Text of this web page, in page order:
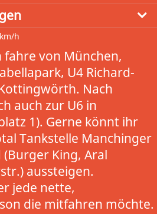
h
fahre von München,
U4 Richard-
Nach
auch zur U6 in
1). Gerne könnt ihr
Tankstelle Manchinger
King, Aral
aussteigen.
jede nette,
die mitfahren möchte.